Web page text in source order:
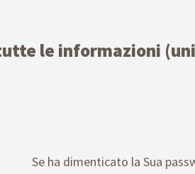
le informazioni
Se ha dimenticato la Sua